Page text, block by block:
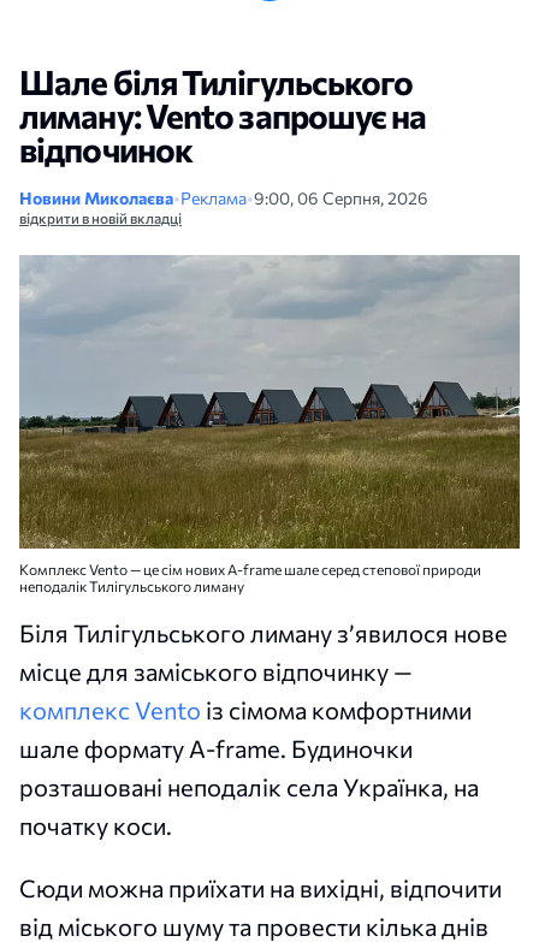
Шале біля Тилігульського
лиману: Vento запрошує на
відпочинок
Новини Миколаєва•Реклама•9:00, 06 Серпня, 2026
відкрити в новій вкладці
Комплекс Vento — це сім нових A-frame шале серед степової природи
неподалік Тилігульського лиману
Біля Тилігульського лиману з’явилося нове
місце для заміського відпочинку —
комплекс Vento із сімома комфортними
шале формату A-frame. Будиночки
розташовані неподалік села Українка, на
початку коси.
Сюди можна приїхати на вихідні, відпочити
від міського шуму та провести кілька днів